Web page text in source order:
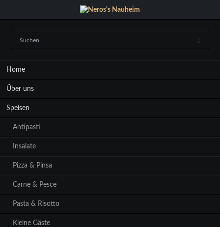
Home
Über uns
Speisen
Antipasti
Insalate
Pizza & Pinsa
Carne & Pesce
Pasta & Risotto
Kleine Gäste